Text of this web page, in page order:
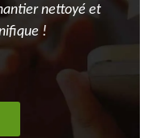
nettoyé et
!